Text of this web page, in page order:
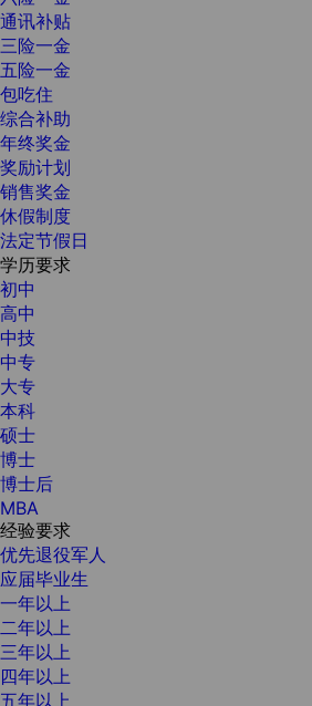
通讯补贴
三险一金
五险一金
包吃住
综合补助
年终奖金
奖励计划
销售奖金
休假制度
法定节假日
学历要求
初中
高中
中技
中专
大专
本科
硕士
博士
博士后
MBA
经验要求
优先退役军人
应届毕业生
一年以上
二年以上
三年以上
四年以上
五年以上